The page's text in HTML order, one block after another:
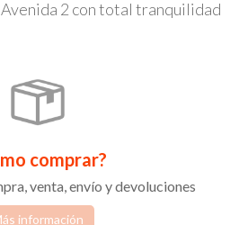
2 con total tranquilidad
comprar?
venta, envío y devoluciones
información